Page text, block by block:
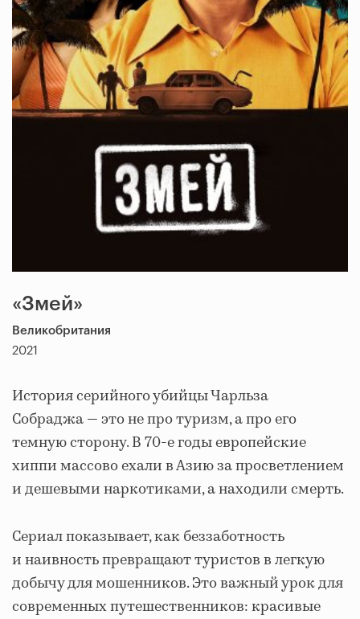
«Змей»
Великобритания
2021
История серийного убийцы Чарльза
Собраджа — это не про туризм, а про его
темную сторону. В 70-е годы европейские
хиппи массово ехали в Азию за просветлением
и дешевыми наркотиками, а находили смерть.
Сериал показывает, как беззаботность
и наивность превращают туристов в легкую
добычу для мошенников. Это важный урок для
современных путешественников: красивые